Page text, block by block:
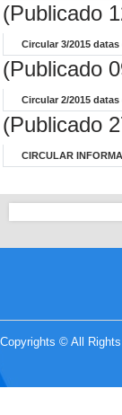
(Publicado
Circular 3/2015
(Publicado
Circular 2/2015 datas
(Publicado
CIRCULAR
Copyrights © All